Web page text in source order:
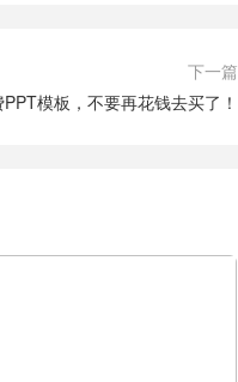
下一篇
模板，不要再花钱去买了！